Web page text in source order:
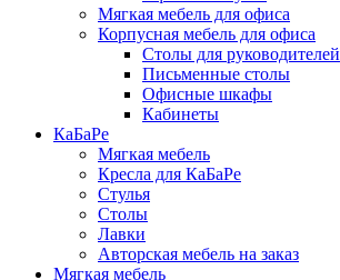
Мягкая мебель для офиса
Корпусная мебель для офиса
Столы для руководителей
Письменные столы
Офисные шкафы
Кабинеты
КаБаРе
Мягкая мебель
Кресла для КаБаРе
Стулья
Столы
Лавки
Авторская мебель на заказ
Мягкая мебель